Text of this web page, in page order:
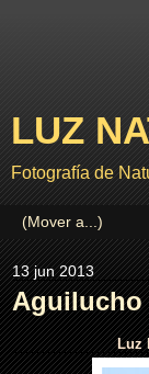
LUZ
Fotografía de
13 jun 2013
Aguilucho
Luz